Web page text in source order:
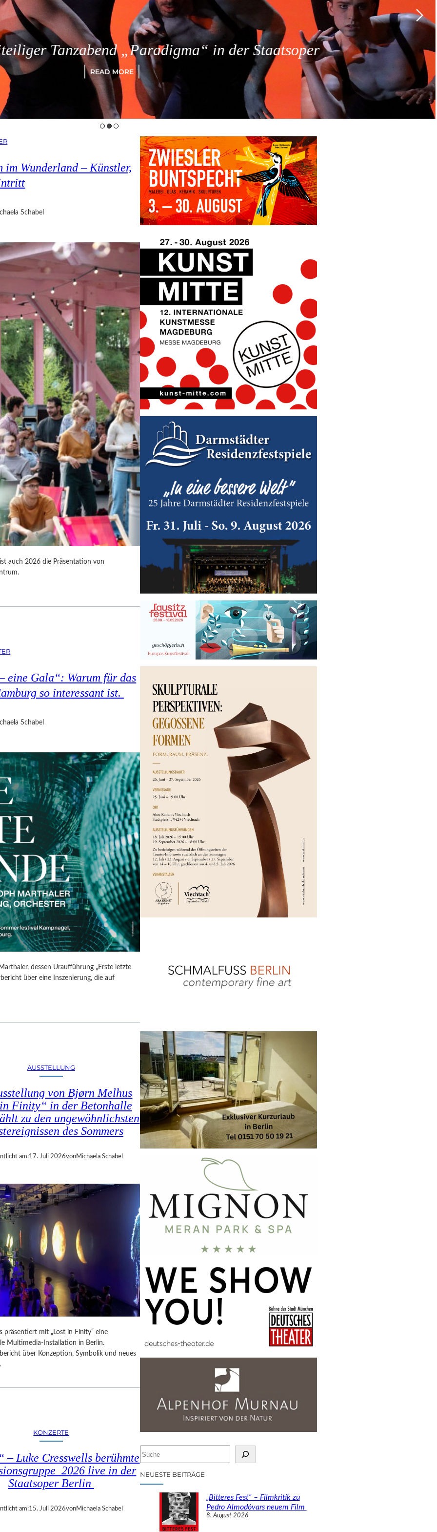
Tanzabend „Paradigma“ in der Staatsoper
READ MORE
im Wunderland – Künstler,
Schabel
auch 2026 die Präsentation von
eine Gala“: Warum für das
so interessant ist.
Schabel
dessen Uraufführung „Erste letzte
über eine Inszenierung, die auf
AUSSTELLUNG
von Bjørn Melhus
Finity“ in der Betonhalle
zu den ungewöhnlichsten
des Sommers
am:17. Juli 2026vonMichaela Schabel
präsentiert mit „Lost in Finity“ eine
Multimedia-Installation in Berlin.
über Konzeption, Symbolik und neues
KONZERTE
– Luke Cresswells berühmte
2026 live in der
Staatsoper Berlin
am:15. Juli 2026vonMichaela Schabel
S
u
c
h
NEUESTE BEITRÄGE
„Bitteres Fest“ – Filmkritik zu
Pedro Almodóvars neuem Film
8. August 2026